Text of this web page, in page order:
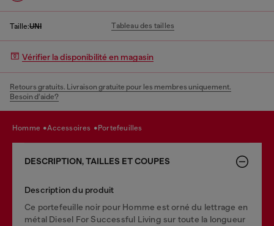
Taille:UNI Tableau des tailles
Vérifier la disponibilité en magasin
Retours gratuits. Livraison gratuite pour les membres uniquement.
Besoin d’aide?
homme accessoires portefeuilles
DESCRIPTION, TAILLES ET COUPES
Description du produit
Ce portefeuille noir pour Homme est orné du lettrage en
métal Diesel For Successful Living sur toute la longueur